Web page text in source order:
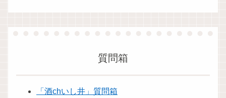
質問箱
「酒chいし井」質問箱